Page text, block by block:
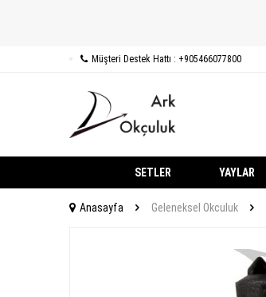
Müşteri Destek Hattı : +905466077800
SETLER YAYLAR
Anasayfa Geleneksel Okculuk